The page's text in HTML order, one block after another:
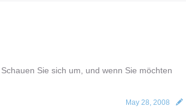
Sie sich um, und wenn Sie möchten
May 28, 2008